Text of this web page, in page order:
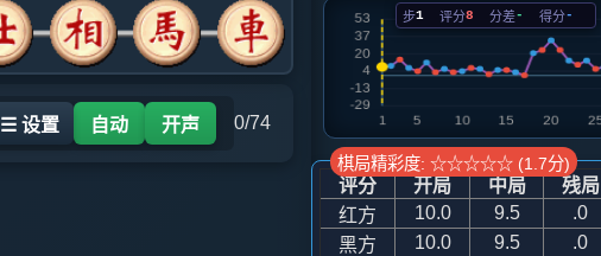
☰ 设置 自动 开声 0/74
.....士４进５ 红+6
7. 车一平二
.....马２进４ 红+5
8. 炮五退二 红+5
步1 评分8 分差- 得分-
棋局精彩度: ☆☆☆☆☆ (1.7分)
评分 开局 中局 残局
红方
10.0 9.5 .0
黑方
10.0 9.5 .0